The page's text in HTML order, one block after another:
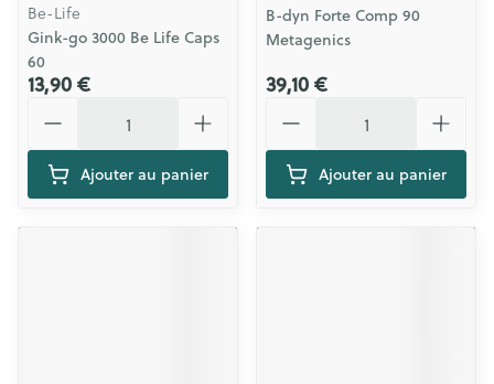
Be-Life
Gink-go 3000 Be Life Caps
60
13,90 €
Ajouter au panier
B-dyn Forte Comp 90
Metagenics
39,10 €
Ajouter au panier